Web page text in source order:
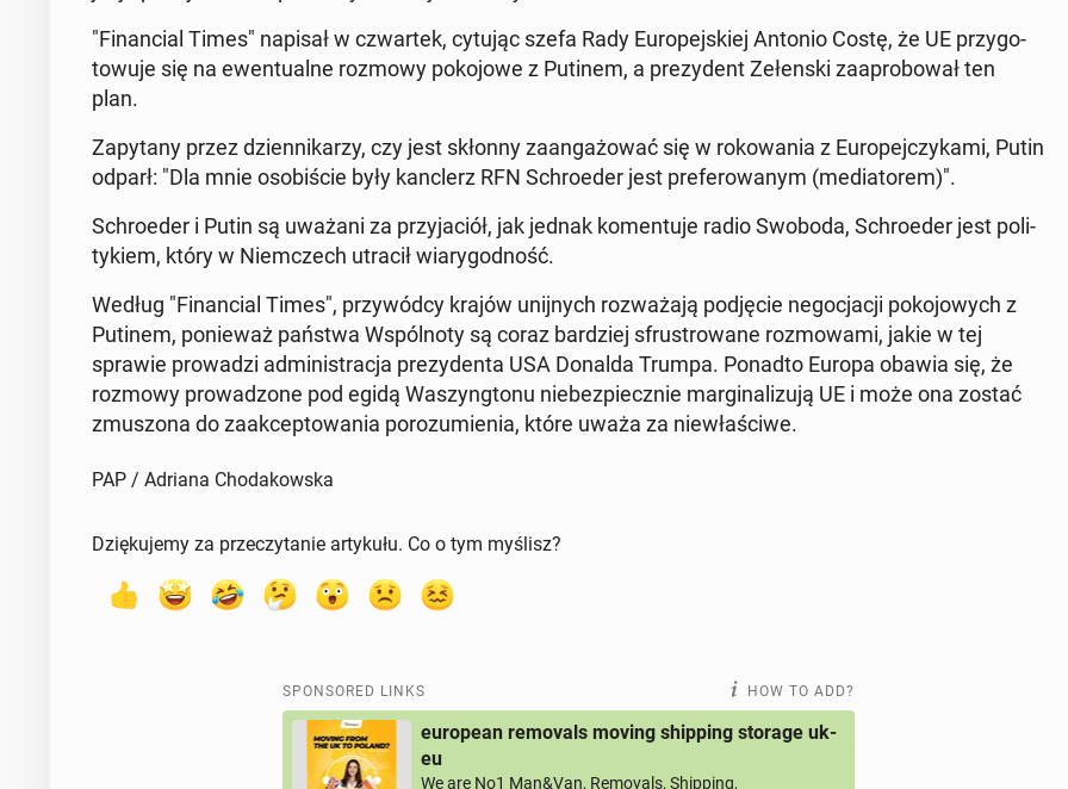
"Fi­nan­cial Times" napisał w czwartek, cytując szefa Rady Eu­rope­jskiej Antonio Costę, że UE przy­go­
towu­je się na ewen­tu­alne rozmowy poko­jowe z Putinem, a prezy­dent Zełen­s­ki za­aprobował ten
plan.
Za­py­tany przez dzi­en­nikarzy, czy jest skłonny zaan­gażować się w rokowa­nia z Eu­rope­jczyka­mi, Putin
odparł: "Dla mnie os­o­biś­cie były kan­clerz RFN Schroed­er jest prefer­owanym (me­di­a­torem)".
Schroed­er i Putin są uważani za przy­jaciół, jak jednak ko­men­tu­je radio Swoboda, Schroed­er jest poli­
tykiem, który w Niem­czech utracił wiary­god­ność.
Według "Fi­nan­cial Times", przy­wód­cy krajów uni­jnych rozważa­ją pod­ję­cie ne­goc­jacji poko­jowych z
Putinem, ponieważ państwa Wspól­no­ty są coraz bardziej sfrus­trowane roz­mowa­mi, jakie w tej
sprawie prowadzi ad­min­is­trac­ja prezy­den­ta USA Donalda Trumpa. Ponadto Europa obawia się, że
rozmowy prowad­zone pod egidą Waszyn­g­tonu niebez­piecznie mar­gin­al­izu­ją UE i może ona zostać
zmus­zona do za­ak­cep­towa­nia porozu­mienia, które uważa za niewłaś­ci­we.
PAP / Adriana Chodakowska
Dziękujemy za przeczytanie artykułu. Co o tym myślisz?
SPONSORED LINKS HOW TO ADD?
european removals moving shipping storage uk-
eu
We are No1 Man&Van, Removals, Shipping,